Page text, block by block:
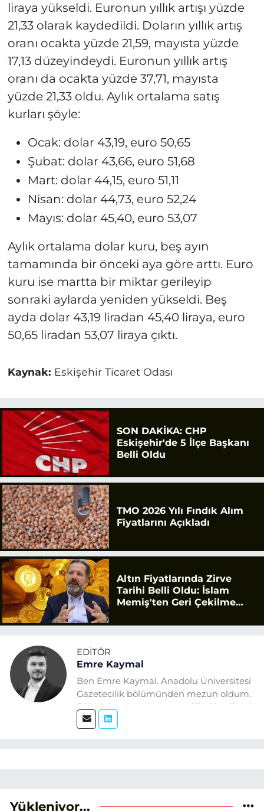
liraya yükseldi. Euronun yıllık artışı yüzde
21,33 olarak kaydedildi. Doların yıllık artış
oranı ocakta yüzde 21,59, mayısta yüzde
17,13 düzeyindeydi. Euronun yıllık artış
oranı da ocakta yüzde 37,71, mayısta
yüzde 21,33 oldu. Aylık ortalama satış
kurları şöyle:
Ocak: dolar 43,19, euro 50,65
Şubat: dolar 43,66, euro 51,68
Mart: dolar 44,15, euro 51,11
Nisan: dolar 44,73, euro 52,24
Mayıs: dolar 45,40, euro 53,07
Aylık ortalama dolar kuru, beş ayın
tamamında bir önceki aya göre arttı. Euro
kuru ise martta bir miktar gerileyip
sonraki aylarda yeniden yükseldi. Beş
ayda dolar 43,19 liradan 45,40 liraya, euro
50,65 liradan 53,07 liraya çıktı.
Kaynak: Eskişehir Ticaret Odası
SON DAKİKA: CHP
Eskişehir'de 5 İlçe Başkanı
Belli Oldu
TMO 2026 Yılı Fındık Alım
Fiyatlarını Açıkladı
Altın Fiyatlarında Zirve
Tarihi Belli Oldu: İslam
Memiş'ten Geri Çekilme
EDITÖR
Emre Kaymal
Ben Emre Kaymal. Anadolu Üniversitesi
Gazetecilik bölümünden mezun oldum.
Eğitim hayatım boyunca dijital içerik
üretimi ve arama motoru
Yükleniyor...